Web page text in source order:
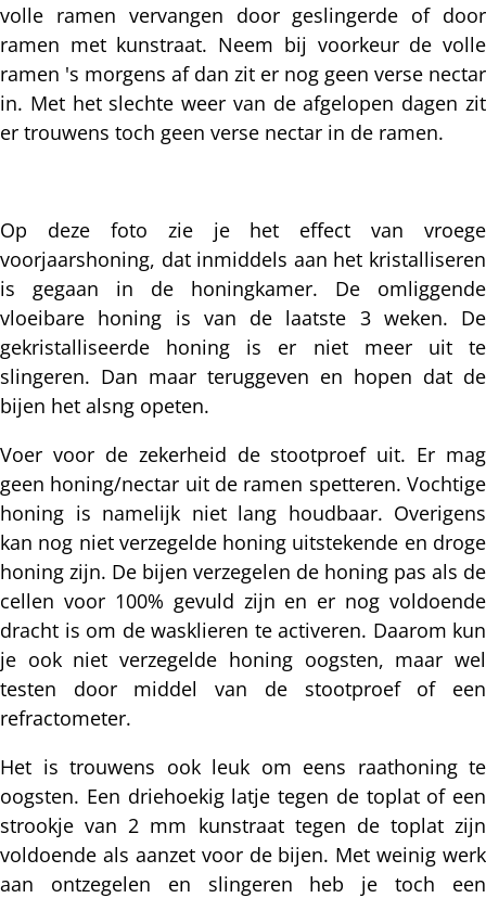
volle ramen vervangen door geslingerde of door
ramen met kunstraat. Neem bij voorkeur de volle
ramen 's morgens af dan zit er nog geen verse nectar
in. Met het slechte weer van de afgelopen dagen zit
er trouwens toch geen verse nectar in de ramen.
Op deze foto zie je het effect van vroege
voorjaarshoning, dat inmiddels aan het kristalliseren
is gegaan in de honingkamer. De omliggende
vloeibare honing is van de laatste 3 weken. De
gekristalliseerde honing is er niet meer uit te
slingeren. Dan maar teruggeven en hopen dat de
bijen het alsng opeten.
Voer voor de zekerheid de stootproef uit. Er mag
geen honing/nectar uit de ramen spetteren. Vochtige
honing is namelijk niet lang houdbaar. Overigens
kan nog niet verzegelde honing uitstekende en droge
honing zijn. De bijen verzegelen de honing pas als de
cellen voor 100% gevuld zijn en er nog voldoende
dracht is om de wasklieren te activeren. Daarom kun
je ook niet verzegelde honing oogsten, maar wel
testen door middel van de stootproef of een
refractometer.
Het is trouwens ook leuk om eens raathoning te
oogsten. Een driehoekig latje tegen de toplat of een
strookje van 2 mm kunstraat tegen de toplat zijn
voldoende als aanzet voor de bijen. Met weinig werk
aan ontzegelen en slingeren heb je toch een